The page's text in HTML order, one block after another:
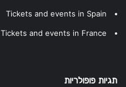
Tickets and events in Spain
Tickets and events in France
תגיות פופולריות